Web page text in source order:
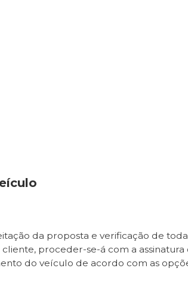
da proposta e verificação de
proceder-se-á com a assinatura
do veículo de acordo com as